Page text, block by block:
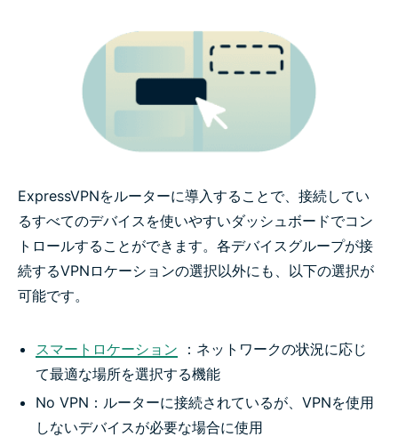
ExpressVPNをルーターに導入することで、接続してい
るすべてのデバイスを使いやすいダッシュボードでコン
トロールすることができます。各デバイスグループが接
続するVPNロケーションの選択以外にも、以下の選択が
可能です。
スマートロケーション ：ネットワークの状況に応じ
て最適な場所を選択する機能
No VPN：ルーターに接続されているが、VPNを使用
しないデバイスが必要な場合に使用